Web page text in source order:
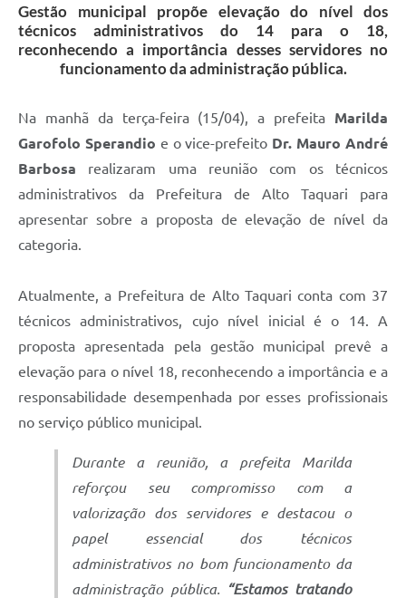
Gestão municipal propõe elevação do nível dos
técnicos administrativos do 14 para o 18,
reconhecendo a importância desses servidores no
funcionamento da administração pública.
Na manhã da terça-feira (15/04), a prefeita Marilda
Garofolo Sperandio e o vice-prefeito Dr. Mauro André
Barbosa realizaram uma reunião com os técnicos
administrativos da Prefeitura de Alto Taquari para
apresentar sobre a proposta de elevação de nível da
categoria.
Atualmente, a Prefeitura de Alto Taquari conta com 37
técnicos administrativos, cujo nível inicial é o 14. A
proposta apresentada pela gestão municipal prevê a
elevação para o nível 18, reconhecendo a importância e a
responsabilidade desempenhada por esses profissionais
no serviço público municipal.
Durante a reunião, a prefeita Marilda
reforçou seu compromisso com a
valorização dos servidores e destacou o
papel essencial dos técnicos
administrativos no bom funcionamento da
administração pública.
“Estamos tratando